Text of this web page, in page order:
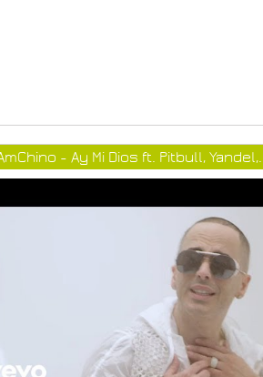
- Ay Mi Dios ft. Pitbull, Yandel,...